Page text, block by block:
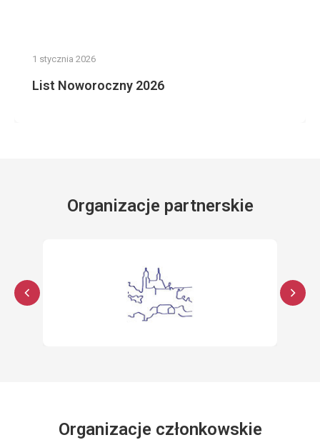
1 stycznia 2026
List Noworoczny 2026
Organizacje partnerskie
Organizacje członkowskie